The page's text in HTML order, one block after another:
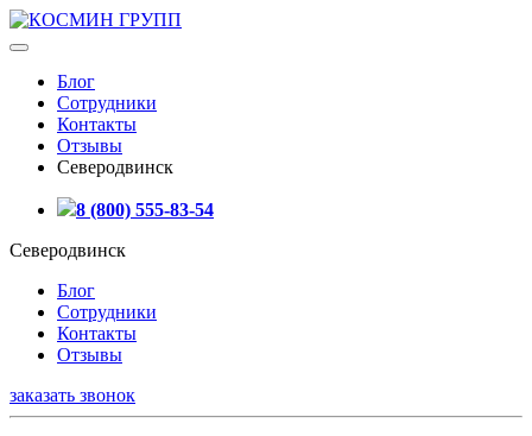
Блог
Сотрудники
Контакты
Отзывы
Северодвинск
8 (800) 555-83-54
Северодвинск
Блог
Сотрудники
Контакты
Отзывы
заказать звонок